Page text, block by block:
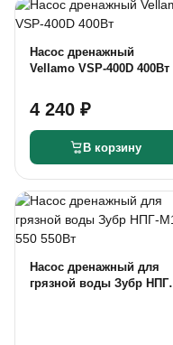
Насос дренажный
Vellamo VSP-400D 400Вт
4 240 ₽
В корзину
Насос дренажный для
грязной воды Зубр НПГ-